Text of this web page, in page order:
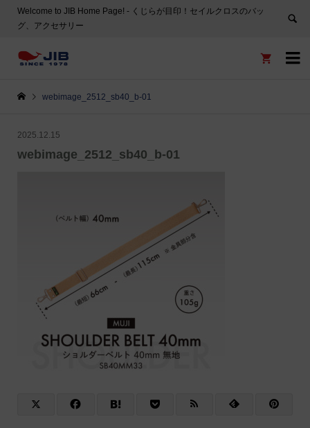
Welcome to JIB Home Page! ‐ くじらが目印！セイルクロスのバッ
グ、アクセサリー


webimage_2512_sb40_b-01
2025.12.15
webimage_2512_sb40_b-01